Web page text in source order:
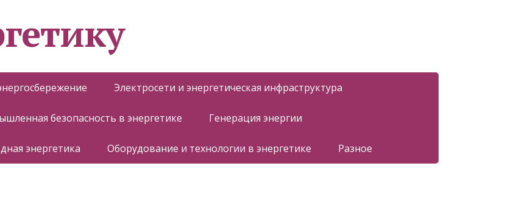
Электросети и энергетическая инфраструктура
безопасность в энергетике Генерация энергии
энергетика Оборудование и технологии в энергетике Разное